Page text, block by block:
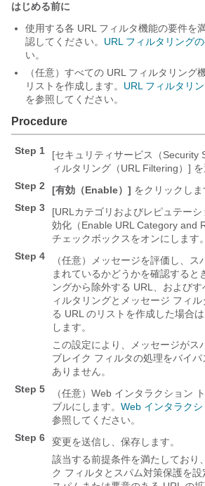
はじめる前に
使用する各 URL フィルタ機能の要件を
認してください。 URL フィルタリング
い。
（任意）すべての URL フィルタリング
リストを作成します。 URL フィルタリ
を参照してください。
Procedure
Step 1
[セキュリティサービス（Security
ィルタリング（URL Filtering）]
Step 2
[有効（Enable）] をクリックしま
Step 3
[URLカテゴリおよびレピュテー
効化（Enable URL Category and
チェックボックスをオンにします。
Step 4
（任意）メッセージを評価し、
まれているかどうかを確認すると
ングから除外する URL、および
ィルタリングとメッセージ フィ
る URL のリストを作成した場合
します。
この設定により、メッセージがス
ブレイク フィルタの処理をバイ
ありません。
Step 5
（任意）Web インタラクション
ブルにします。 Web インタラク
参照してください。
Step 6
変更を送信し、保存します。
該当する前提条件を満たしており
ク フィルタとスパム対策保護を設